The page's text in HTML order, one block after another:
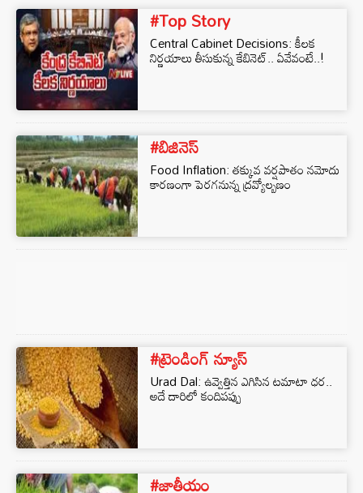
#Top Story
Central Cabinet Decisions: కీలక
నిర్ణయాలు తీసుకున్న కేబినెట్.. ఏవేవంటే..!
#బిజినెస్‌
Food Inflation: తక్కువ వర్షపాతం నమోదు
కారణంగా పెరగనున్న ద్రవ్యోల్బణం
#ట్రెండింగ్ న్యూస్
Urad Dal: ఉవ్వెత్తిన ఎగిసిన టమాటా ధర..
అదే దారిలో కందిపప్పు
#జాతీయం